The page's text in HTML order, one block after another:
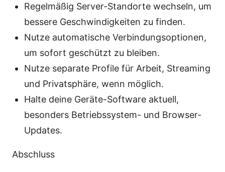
Regelmäßig Server-Standorte wechseln, um
bessere Geschwindigkeiten zu finden.
Nutze automatische Verbindungsoptionen,
um sofort geschützt zu bleiben.
Nutze separate Profile für Arbeit, Streaming
und Privatsphäre, wenn möglich.
Halte deine Geräte-Software aktuell,
besonders Betriebssystem- und Browser-
Updates.
Abschluss